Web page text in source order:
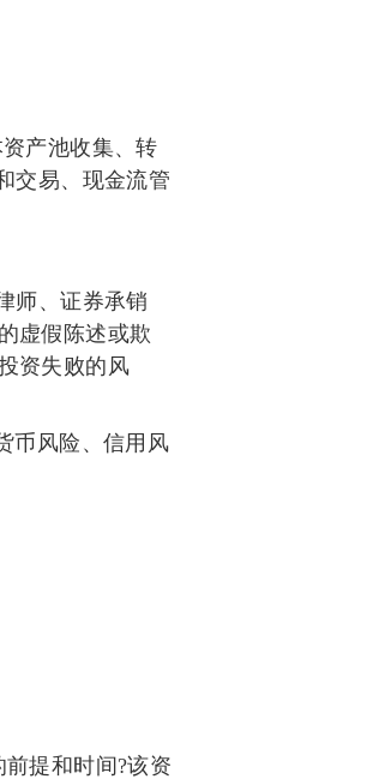
产池收集、转
交易、现金流管
师、证券承销
虚假陈述或欺
资失败的风
币风险、信用风
提和时间?该资